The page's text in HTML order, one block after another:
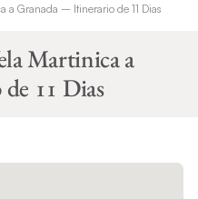
a Granada – Itinerario de 11 Dias
Martinica a
11 Dias